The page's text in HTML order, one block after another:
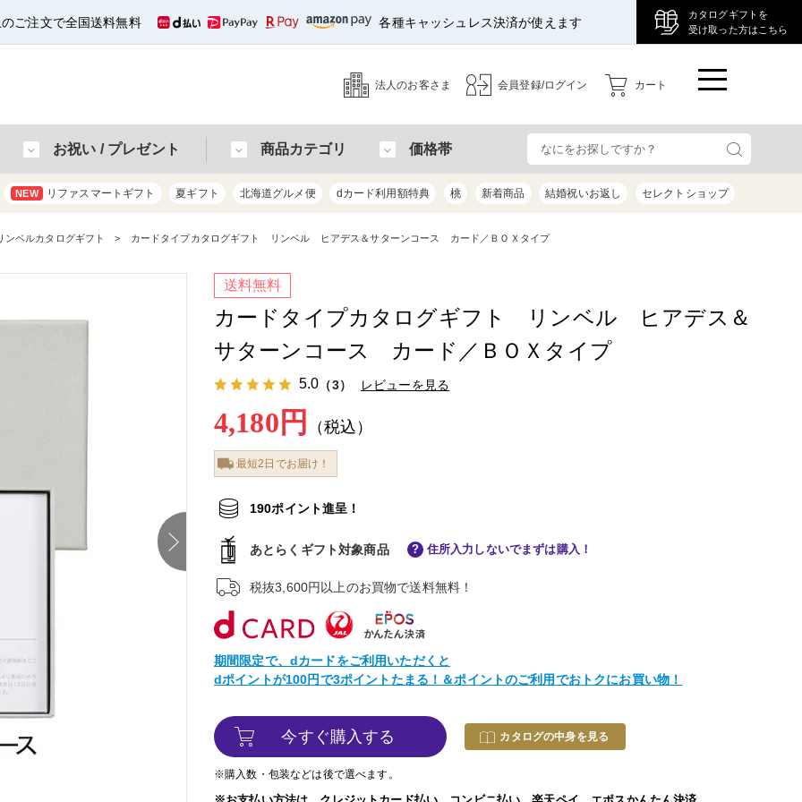
ご注文で全国送料無料 各種キャッシュレス決済が使えます
カタログギフトを
受け取った方はこちら
法人のお客さま 会員登録/ログイン カート
お祝い / プレゼント 商品カテゴリ 価格帯
NEW リファスマートギフト 夏ギフト 北海道グルメ便 dカード利用額特典 桃 新着商品 結婚祝いお返し セレクトショップ
ンベルカタログギフト カードタイプカタログギフト リンベル ヒアデス＆サターンコース カード／ＢＯＸタイプ
送料無料
カードタイプカタログギフト リンベル ヒアデス＆
サターンコース カード／ＢＯＸタイプ
5.0 （3） レビューを見る
4,180円 （税込）
最短2日でお届け！
190ポイント進呈！
あとらくギフト対象商品 住所入力しないでまずは購入！
税抜3,600円以上のお買物で送料無料！
期間限定で、dカードをご利用いただくと
dポイントが100円で3ポイントたまる！＆ポイントのご利用でおトクにお買い物！
今すぐ購入する カタログの中身を見る
※購入数・包装などは後で選べます。